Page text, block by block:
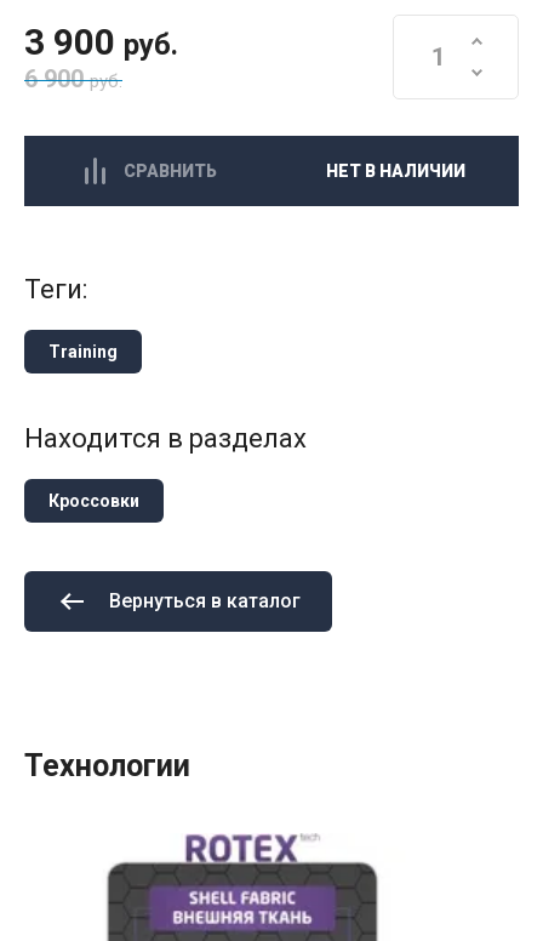
3 900 руб.
6 900 руб.
СРАВНИТЬ НЕТ В НАЛИЧИИ
теги:
Training
Находится в разделах
Кроссовки
Вернуться в каталог
Технологии